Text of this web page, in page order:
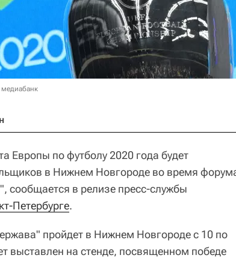
медиабанк
Европы по футболу 2020 года будет
в Нижнем Новгороде во время
сообщается в релизе пресс-службы
Петербурге.
пройдет в Нижнем Новгороде с 10 по
выставлен на стенде, посвященном победе